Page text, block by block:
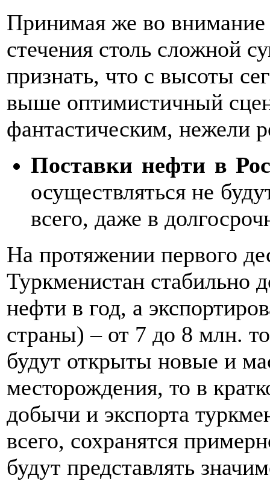
Принимая же во
стечения столь сложной
признать, что с высоты
выше оптимистичный
фантастическим, нежели
Поставки нефти в
осуществляться не
всего, даже в
На протяжении первого
Туркменистан стабильно
нефти в год, а
страны) – от 7 до 8 млн.
будут открыты новые и
месторождения, то в
добычи и экспорта
всего, сохранятся
будут представлять